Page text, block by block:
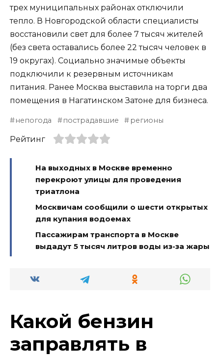
трех муниципальных районах отключили
тепло. В Новгородской области специалисты
восстановили свет для более 7 тысяч жителей
(без света оставались более 22 тысяч человек в
19 округах). Социально значимые объекты
подключили к резервным источникам
питания. Ранее Москва выставила на торги два
помещения в Нагатинском Затоне для бизнеса.
непогода пострадавшие регионы
Рейтинг
На выходных в Москве временно
перекроют улицы для проведения
триатлона
Москвичам сообщили о шести открытых
для купания водоемах
Пассажирам транспорта в Москве
выдадут 5 тысяч литров воды из-за жары
Какой бензин
заправлять в